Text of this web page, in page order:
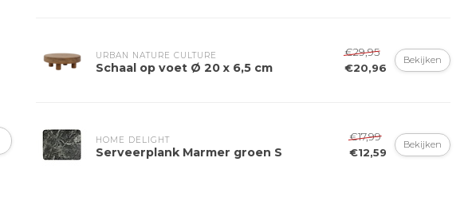
URBAN NATURE CULTURE
Schaal op voet Ø 20 x 6,5 cm
€29,95
€20,96
Bekijken
HOME DELIGHT
Serveerplank Marmer groen S
€17,99
€12,59
Bekijken